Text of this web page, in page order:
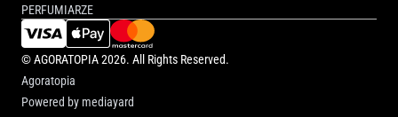
PERFUMIARZE
©AGORATOPIA2026. All Rights Reserved.
Agoratopia
Powered by mediayard